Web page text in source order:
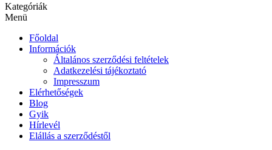
Kategóriák
Menü
Főoldal
Információk
Általános szerződési feltételek
Adatkezelési tájékoztató
Impresszum
Elérhetőségek
Blog
Gyik
Hírlevél
Elállás a szerződéstől